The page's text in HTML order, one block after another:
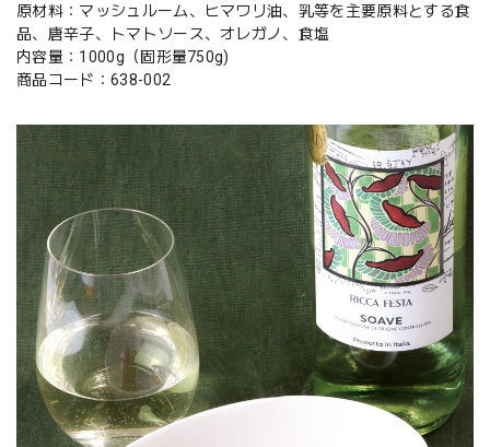
原材料：マッシュルーム、ヒマワリ油、乳等を主要原料とする食
品、唐辛子、トマトソース、オレガノ、食塩
内容量：1000g（固形量750g)
商品コード：638-002